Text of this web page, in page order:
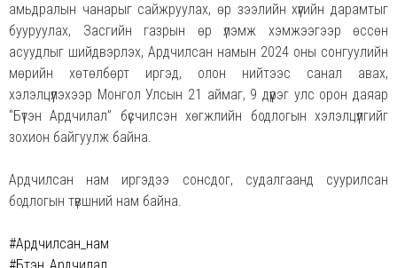
амьдралын чанарыг сайжруулах, өр зээлийн хүүгийн дарамтыг
бууруулах, Засгийн газрын өр үлэмж хэмжээгээр өссөн
асуудлыг шийдвэрлэх, Ардчилсан намын 2024 оны сонгуулийн
мөрийн хөтөлбөрт иргэд, олон нийтээс санал авах,
хэлэлцүүлэхээр Монгол Улсын 21 аймаг, 9 дүүрэг улс орон даяар
“Бүтэн Ардчилал” бүсчилсэн хөгжлийн бодлогын хэлэлцүүлгийг
зохион байгуулж байна.
Ардчилсан нам иргэдээ сонсдог, судалгаанд суурилсан
бодлогын түвшний нам байна.
#Ардчилсан_нам